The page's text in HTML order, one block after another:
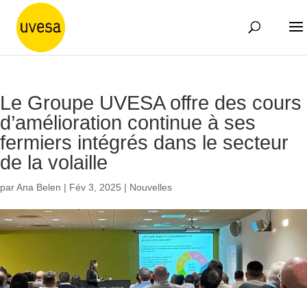
Le Groupe UVESA offre des cours
d’amélioration continue à ses
fermiers intégrés dans le secteur
de la volaille
parAna Belen | Fév 3, 2025 | Nouvelles